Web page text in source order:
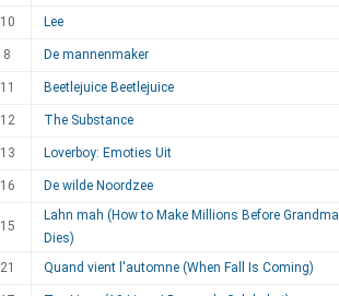
10 Lee
8 De mannenmaker
11 Beetlejuice Beetlejuice
12 The Substance
13 Loverboy: Emoties Uit
16 De wilde Noordzee
15
Lahn mah (How to Make Millions Before Grandma
Dies)
21 Quand vient l'automne (When Fall Is Coming)